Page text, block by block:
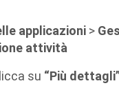
applicazioni >
attività
su “Più